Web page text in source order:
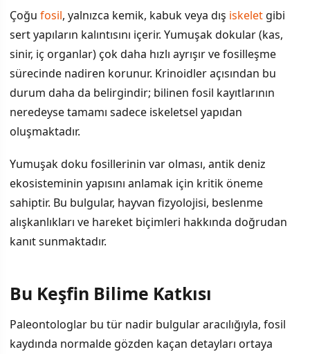
Neden Bu Kadar Nadirdir?
Bu Keşfin Bilime Katkısı
Araştırmanın Süreci
Çoğu fosil, yalnızca kemik, kabuk veya dış iskelet gibi
sert yapıların kalıntısını içerir. Yumuşak dokular (kas,
sinir, iç organlar) çok daha hızlı ayrışır ve fosilleşme
sürecinde nadiren korunur. Krinoidler açısından bu
durum daha da belirgindir; bilinen fosil kayıtlarının
neredeyse tamamı sadece iskeletsel yapıdan
oluşmaktadır.
Yumuşak doku fosillerinin var olması, antik deniz
ekosisteminin yapısını anlamak için kritik öneme
sahiptir. Bu bulgular, hayvan fizyolojisi, beslenme
alışkanlıkları ve hareket biçimleri hakkında doğrudan
kanıt sunmaktadır.
Bu Keşfin Bilime Katkısı
Paleontologlar bu tür nadir bulgular aracılığıyla, fosil
kaydında normalde gözden kaçan detayları ortaya